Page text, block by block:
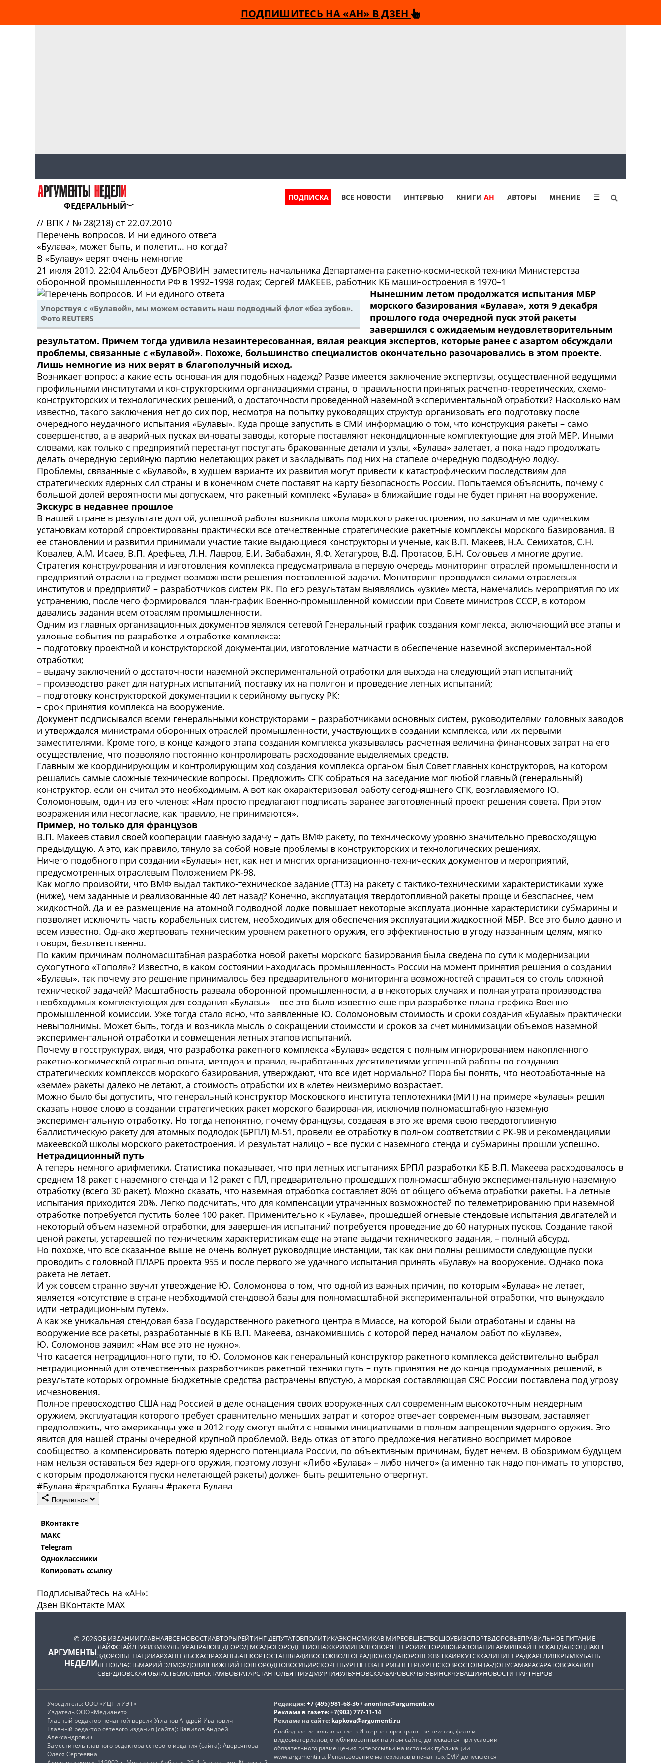
ПОДПИШИТЕСЬ НА «АН» В ДЗЕН
ФЕДЕРАЛЬНЫЙ
ПОДПИСКА ВСЕ НОВОСТИ ИНТЕРВЬЮ КНИГИ АН АВТОРЫ МНЕНИЕ ☰
// ВПК / № 28(218) от 22.07.2010
Перечень вопросов. И ни единого ответа
«Булава», может быть, и полетит... но когда?
В «Булаву» верят очень немногие
21 июля 2010, 22:04 Альберт ДУБРОВИН, заместитель начальника Департамента ракетно-космической техники Министерства
оборонной промышленности РФ в 1992–1998 годах; Сергей МАКЕЕВ, работник КБ машиностроения в 1970–1
Упорствуя с «Булавой», мы можем оставить наш подводный флот «без зубов».
Фото REUTERS
Нынешним летом продолжатся испытания МБР
морского базирования «Булава», хотя 9 декабря
прошлого года очередной пуск этой ракеты
завершился с ожидаемым неудовлетворительным
результатом. Причем тогда удивила незаинтересованная, вялая реакция экспертов, которые ранее с азартом обсуждали
проблемы, связанные с «Булавой». Похоже, большинство специалистов окончательно разочаровались в этом проекте.
Лишь немногие из них верят в благополучный исход.
Возникает вопрос: а какие есть основания для подобных надежд? Разве имеется заключение экспертизы, осуществленной ведущими
профильными институтами и конструкторскими организациями страны, о правильности принятых расчетно-теоретических, схемо-
конструкторских и технологических решений, о достаточности проведенной наземной экспериментальной отработки? Насколько нам
известно, такого заключения нет до сих пор, несмотря на попытку руководящих структур организовать его подготовку после
очередного неудачного испытания «Булавы». Куда проще запустить в СМИ информацию о том, что конструкция ракеты – само
совершенство, а в аварийных пусках виноваты заводы, которые поставляют некондиционные комплектующие для этой МБР. Иными
словами, как только с предприятий перестанут поступать бракованные детали и узлы, «Булава» залетает, а пока надо продолжать
делать очередную серийную партию нелетающих ракет и закладывать под них на стапеле очередную подводную лодку.
Проблемы, связанные с «Булавой», в худшем варианте их развития могут привести к катастрофическим последствиям для
стратегических ядерных сил страны и в конечном счете поставят на карту безопасность России. Попытаемся объяснить, почему с
большой долей вероятности мы допускаем, что ракетный комплекс «Булава» в ближайшие годы не будет принят на вооружение.
Экскурс в недавнее прошлое
В нашей стране в результате долгой, успешной работы возникла школа морского ракетостроения, по законам и методическим
установкам которой спроектированы практически все отечественные стратегические ракетные комплексы морского базирования. В
ее становлении и развитии принимали участие такие выдающиеся конструкторы и ученые, как В.П. Макеев, Н.А. Семихатов, С.Н.
Ковалев, А.М. Исаев, В.П. Арефьев, Л.Н. Лавров, Е.И. Забабахин, Я.Ф. Хетагуров, В.Д. Протасов, В.Н. Соловьев и многие другие.
Стратегия конструирования и изготовления комплекса предусматривала в первую очередь мониторинг отраслей промышленности и
предприятий отрасли на предмет возможности решения поставленной задачи. Мониторинг проводился силами отраслевых
институтов и предприятий – разработчиков систем РК. По его результатам выявлялись «узкие» места, намечались мероприятия по их
устранению, после чего формировался план-график Военно-промышленной комиссии при Совете министров СССР, в котором
давались задания всем отраслям промышленности.
Одним из главных организационных документов являлся сетевой Генеральный график создания комплекса, включающий все этапы и
узловые события по разработке и отработке комплекса:
– подготовку проектной и конструкторской документации, изготовление матчасти в обеспечение наземной экспериментальной
отработки;
– выдачу заключений о достаточности наземной экспериментальной отработки для выхода на следующий этап испытаний;
– производство ракет для натурных испытаний, поставку их на полигон и проведение летных испытаний;
– подготовку конструкторской документации к серийному выпуску РК;
– срок принятия комплекса на вооружение.
Документ подписывался всеми генеральными конструкторами – разработчиками основных систем, руководителями головных заводов
и утверждался министрами оборонных отраслей промышленности, участвующих в создании комплекса, или их первыми
заместителями. Кроме того, в конце каждого этапа создания комплекса указывалась расчетная величина финансовых затрат на его
осуществление, что позволяло постоянно контролировать расходование выделяемых средств.
Главным же координирующим и контролирующим ход создания комплекса органом был Совет главных конструкторов, на котором
решались самые сложные технические вопросы. Предложить СГК собраться на заседание мог любой главный (генеральный)
конструктор, если он считал это необходимым. А вот как охарактеризовал работу сегодняшнего СГК, возглавляемого Ю.
Соломоновым, один из его членов: «Нам просто предлагают подписать заранее заготовленный проект решения совета. При этом
возражения или несогласие, как правило, не принимаются».
Пример, но только для французов
В.П. Макеев ставил своей кооперации главную задачу – дать ВМФ ракету, по техническому уровню значительно превосходящую
предыдущую. А это, как правило, тянуло за собой новые проблемы в конструкторских и технологических решениях.
Ничего подобного при создании «Булавы» нет, как нет и многих организационно-технических документов и мероприятий,
предусмотренных отраслевым Положением РК-98.
Как могло произойти, что ВМФ выдал тактико-техническое задание (ТТЗ) на ракету с тактико-техническими характеристиками хуже
(ниже), чем заданные и реализованные 40 лет назад? Конечно, эксплуатация твердотопливной ракеты проще и безопаснее, чем
жидкостной. Да и ее размещение на атомной подводной лодке повышает некоторые эксплуатационные характеристики субмарины и
позволяет исключить часть корабельных систем, необходимых для обеспечения эксплуатации жидкостной МБР. Все это было давно и
всем известно. Однако жертвовать техническим уровнем ракетного оружия, его эффективностью в угоду названным целям, мягко
говоря, безответственно.
По каким причинам полномасштабная разработка новой ракеты морского базирования была сведена по сути к модернизации
сухопутного «Тополя»? Известно, в каком состоянии находилась промышленность России на момент принятия решения о создании
«Булавы». так почему это решение принималось без предварительного мониторинга возможностей справиться со столь сложной
технической задачей? Масштабность развала оборонной промышленности, а в некоторых случаях и полная утрата производства
необходимых комплектующих для создания «Булавы» – все это было известно еще при разработке плана-графика Военно-
промышленной комиссии. Уже тогда стало ясно, что заявленные Ю. Соломоновым стоимость и сроки создания «Булавы» практически
невыполнимы. Может быть, тогда и возникла мысль о сокращении стоимости и сроков за счет минимизации объемов наземной
экспериментальной отработки и совмещения летных этапов испытаний.
Почему в госструктурах, видя, что разработка ракетного комплекса «Булава» ведется с полным игнорированием накопленного
ракетно-космической отраслью опыта, методов и правил, выработанных десятилетиями успешной работы по созданию
стратегических комплексов морского базирования, утверждают, что все идет нормально? Пора бы понять, что неотработанные на
«земле» ракеты далеко не летают, а стоимость отработки их в «лете» неизмеримо возрастает.
Можно было бы допустить, что генеральный конструктор Московского института теплотехники (МИТ) на примере «Булавы» решил
сказать новое слово в создании стратегических ракет морского базирования, исключив полномасштабную наземную
экспериментальную отработку. Но тогда непонятно, почему французы, создавая в это же время свою твердотопливную
баллистическую ракету для атомных подлодок (БРПЛ) М‑51, провели ее отработку в полном соответствии с РК‑98 и рекомендациями
макеевской школы морского ракетостроения. И результат налицо – все пуски с наземного стенда и субмарины прошли успешно.
Нетрадиционный путь
А теперь немного арифметики. Статистика показывает, что при летных испытаниях БРПЛ разработки КБ В.П. Макеева расходовалось в
среднем 18 ракет с наземного стенда и 12 ракет с ПЛ, предварительно прошедших полномасштабную экспериментальную наземную
отработку (всего 30 ракет). Можно сказать, что наземная отработка составляет 80% от общего объема отработки ракеты. На летные
испытания приходится 20%. Легко подсчитать, что для компенсации утраченных возможностей по телеметрированию при наземной
отработке потребуется пустить более 100 ракет. Применительно к «Булаве», прошедшей огневые стендовые испытания двигателей и
некоторый объем наземной отработки, для завершения испытаний потребуется проведение до 60 натурных пусков. Создание такой
ценой ракеты, устаревшей по техническим характеристикам еще на этапе выдачи технического задания, – полный абсурд.
Но похоже, что все сказанное выше не очень волнует руководящие инстанции, так как они полны решимости следующие пуски
проводить с головной ПЛАРБ проекта 955 и после первого же удачного испытания принять «Булаву» на вооружение. Однако пока
ракета не летает.
И уж совсем странно звучит утверждение Ю. Соломонова о том, что одной из важных причин, по которым «Булава» не летает,
является «отсутствие в стране необходимой стендовой базы для полномасштабной экспериментальной отработки, что вынуждало
идти нетрадиционным путем».
А как же уникальная стендовая база Государственного ракетного центра в Миассе, на которой были отработаны и сданы на
вооружение все ракеты, разработанные в КБ В.П. Макеева, ознакомившись с которой перед началом работ по «Булаве»,
Ю. Соломонов заявил: «Нам все это не нужно».
Что касается нетрадиционного пути, то Ю. Соломонов как генеральный конструктор ракетного комплекса действительно выбрал
нетрадиционный для отечественных разработчиков ракетной техники путь – путь принятия не до конца продуманных решений, в
результате которых огромные бюджетные средства растрачены впустую, а морская составляющая СЯС России поставлена под угрозу
исчезновения.
Полное превосходство США над Россией в деле оснащения своих вооруженных сил современным высокоточным неядерным
оружием, эксплуатация которого требует сравнительно меньших затрат и которое отвечает современным вызовам, заставляет
предположить, что американцы уже в 2012 году смогут выйти с новыми инициативами о полном запрещении ядерного оружия. Это
явится для нашей страны очередной крупной проблемой. Ведь отказ от этого предложения негативно воспримет мировое
сообщество, а компенсировать потерю ядерного потенциала России, по объективным причинам, будет нечем. В обозримом будущем
нам нельзя оставаться без ядерного оружия, поэтому лозунг «Либо «Булава» – либо ничего» (а именно так надо понимать то упорство,
с которым продолжаются пуски нелетающей ракеты) должен быть решительно отвергнут.
#Булава #разработка Булавы #ракета Булава
Поделиться
ВКонтакте
МАКС
Telegram
Одноклассники
Копировать ссылку
Подписывайтесь на «АН»:
Дзен ВКонтакте МАХ
© 2026
АРГУМЕНТЫ
НЕДЕЛИ
ОБ ИЗДАНИИГЛАВНАЯВСЕ НОВОСТИАВТОРЫРЕЙТИНГ ДЕПУТАТОВПОЛИТИКАЭКОНОМИКАВ МИРЕОБЩЕСТВОШОУБИЗСПОРТЗДОРОВЬЕПРАВИЛЬНОЕ ПИТАНИЕ
ЛАЙФСТАЙЛТУРИЗМКУЛЬТУРАПРАВОВЕДГОРОД МСАД-ОГОРОДШПИОНАЖКРИМИНАЛГОВОРЯТ ГЕРОИИСТОРИЯОБРАЗОВАНИЕАРМИЯХАЙТЕКСКАНДАЛСОЦПАКЕТ
ЗДОРОВЬЕ НАЦИИАРХАНГЕЛЬСКАСТРАХАНЬБАШКОРТОСТАНВЛАДИВОСТОКВОЛГОГРАДВОЛОГДАВОРОНЕЖВЯТКАИРКУТСККАЛИНИНГРАДКАРЕЛИЯКРЫМКУБАНЬ
ЛЕНОБЛАСТЬМАРИЙ ЭЛМОРДОВИЯНИЖНИЙ НОВГОРОДНОВОСИБИРСКОРЕНБУРГПЕНЗАПЕРМЬПЕТЕРБУРГПСКОВРОСТОВ-НА-ДОНУСАМАРАСАРАТОВСАХАЛИН
СВЕРДЛОВСКАЯ ОБЛАСТЬСМОЛЕНСКТАМБОВТАТАРСТАНТОЛЬЯТТИУДМУРТИЯУЛЬЯНОВСКХАБАРОВСКЧЕЛЯБИНСКЧУВАШИЯНОВОСТИ ПАРТНЕРОВ
Учредитель: ООО «ИЦТ и ИЭТ»
Издатель ООО «Медианет»
Главный редактор печатной версии Угланов Андрей Иванович
Главный редактор сетевого издания (сайта): Вавилов Андрей
Александрович
Заместитель главного редактора сетевого издания (сайта): Аверьянова
Олеся Сергеевна
Редакция:+7 (495) 981-68-36/anonline@argumenti.ru
Реклама в газете:+7(903) 777-11-14
Реклама на сайте: kapkova@argumenti.ru
Свободное использование в Интернет-пространстве текстов, фото и
видеоматериалов, опубликованных на этом сайте, допускается при условии
обязательного размещения гиперссылки на источник публикации
www.argumenti.ru. Использование материалов в печатных СМИ допускается